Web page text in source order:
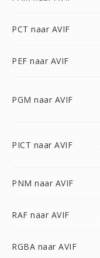
PCT naar AVIF
PEF naar AVIF
PGM naar AVIF
PICT naar AVIF
PNM naar AVIF
RAF naar AVIF
RGBA naar AVIF